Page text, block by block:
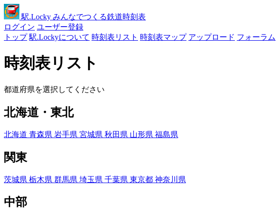
駅.Locky みんなでつくる鉄道時刻表
ログイン ユーザー登録
トップ 駅.Lockyについて 時刻表リスト 時刻表マップ アップロード フォーラム
時刻表リスト
都道府県を選択してください
北海道・東北
北海道 青森県 岩手県 宮城県 秋田県 山形県 福島県
関東
茨城県 栃木県 群馬県 埼玉県 千葉県 東京都 神奈川県
中部